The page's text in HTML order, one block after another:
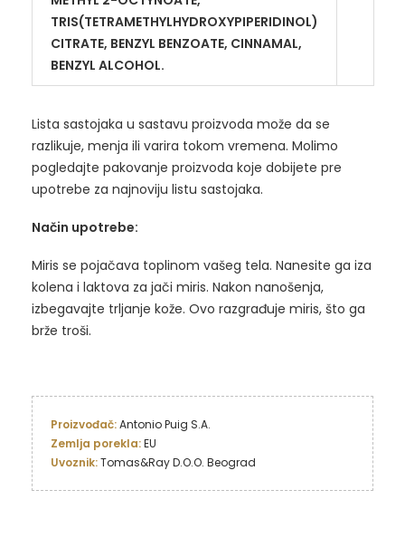
TRIS(TETRAMETHYLHYDROXYPIPERIDINOL)
CITRATE, BENZYL BENZOATE, CINNAMAL,
BENZYL ALCOHOL.
Lista sastojaka u sastavu proizvoda može da se
razlikuje, menja ili varira tokom vremena. Molimo
pogledajte pakovanje proizvoda koje dobijete pre
upotrebe za najnoviju listu sastojaka.
Način upotrebe:
Miris se pojačava toplinom vašeg tela. Nanesite ga iza
kolena i laktova za jači miris. Nakon nanošenja,
izbegavajte trljanje kože. Ovo razgrađuje miris, što ga
brže troši.
Proizvođač:
Zemlja porekla:
Uvoznik: Tomas&Ray D.O.O. Beograd